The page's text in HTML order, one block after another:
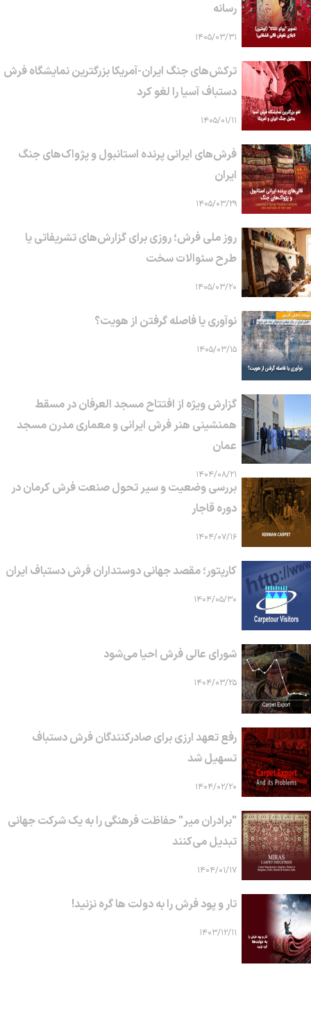
رسانه
۱۴۰۵/۰۳/۳۱
ترکش‌های جنگ ایران-آمریکا بزرگترین نمایشگاه فرش
دستباف آسیا را لغو کرد
۱۴۰۵/۰۱/۱۱
فرش‌های ایرانی پرنده استانبول و پژواک‌های جنگ
ایران
۱۴۰۵/۰۳/۲۹
روز ملی فرش؛ روزی برای گزارش‌های تشریفاتی یا
طرح سئوالات سخت
۱۴۰۵/۰۳/۲۰
نوآوری یا فاصله گرفتن از هویت؟
۱۴۰۵/۰۳/۱۵
گزارش ویژه از افتتاح مسجد العرفان در مسقط
همنشینی هنر فرش ایرانی و معماری مدرن مسجد
عمان
۱۴۰۴/۰۸/۲۱
بررسی وضعیت و سیر تحول صنعت فرش کرمان در
دوره قاجار
۱۴۰۴/۰۷/۱۶
کارپتور؛ مقصد جهانی دوستداران فرش دستباف ایران
۱۴۰۴/۰۵/۳۰
شورای عالی فرش احیا می‌شود
۱۴۰۴/۰۳/۲۵
رفع تعهد ارزی برای صادرکنندگان فرش دستباف
تسهیل شد
۱۴۰۴/۰۲/۲۰
"برادران میر" حفاظت فرهنگی را به یک شرکت جهانی
تبدیل می‌کنند
۱۴۰۴/۰۱/۱۷
تار و پود فرش را به دولت ها گره نزنید!
۱۴۰۳/۱۲/۱۱